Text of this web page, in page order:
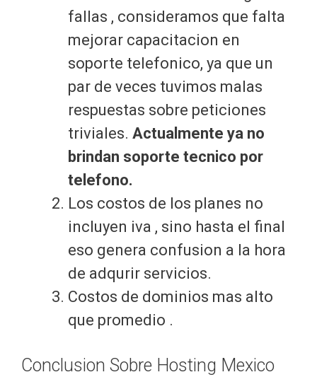
fallas , consideramos que falta
mejorar capacitacion en
soporte telefonico, ya que un
par de veces tuvimos malas
respuestas sobre peticiones
triviales. Actualmente ya no
brindan soporte tecnico por
telefono.
Los costos de los planes no
incluyen iva , sino hasta el final
eso genera confusion a la hora
de adqurir servicios.
Costos de dominios mas alto
que promedio .
Conclusion Sobre Hosting Mexico